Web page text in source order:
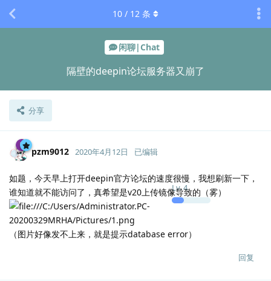
闲聊|Chat
隔壁的deepin论坛服务器又崩了
分享
10 / 12 条
pzm9012
Lv.4
2020年4月12日 已编辑
如题，今天早上打开deepin官方论坛的速度很慢，我想刷新一下，
谁知道就不能访问了，真希望是v20上传镜像导致的（雾）
（图片好像发不上来，就是提示database error）
回复